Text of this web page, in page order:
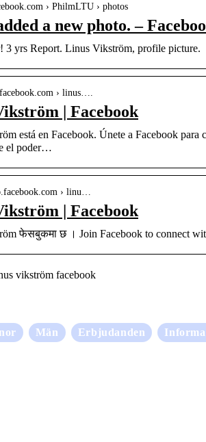
› PhilmLTU › photos
a new photo. –
3 yrs Report. Linus Vikström, profile picture.
› linus….
| Facebook
está en Facebook. Únete a Facebook
el poder…
› linu…
| Facebook
फेसबुकमा छ । Join Facebook to connect
vikström facebook
Män Erbjudanden